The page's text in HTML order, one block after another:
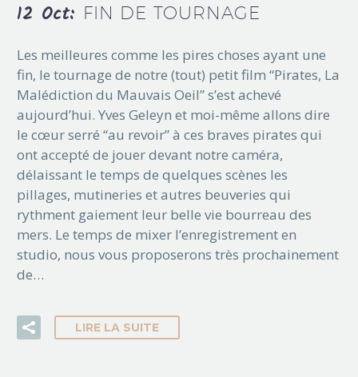
12 Oct: FIN DE TOURNAGE
Les meilleures comme les pires choses ayant une
fin, le tournage de notre (tout) petit film “Pirates, La
Malédiction du Mauvais Oeil” s’est achevé
aujourd’hui. Yves Geleyn et moi-même allons dire
le cœur serré “au revoir” à ces braves pirates qui
ont accepté de jouer devant notre caméra,
délaissant le temps de quelques scènes les
pillages, mutineries et autres beuveries qui
rythment gaiement leur belle vie bourreau des
mers. Le temps de mixer l’enregistrement en
studio, nous vous proposerons très prochainement
de…
LIRE LA SUITE